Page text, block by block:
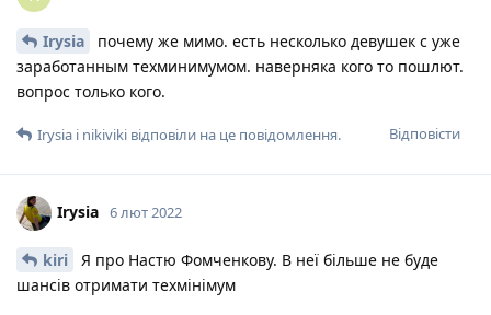
Irysia
почему же мимо. есть несколько девушек с уже
заработанным техминимумом. наверняка кого то пошлют.
вопрос только кого.
Відповісти
Irysia і nikiviki відповіли на це повідомлення.
Irysia 6 лют 2022
kiri
Я про Настю Фомченкову. В неї більше не буде
шансів отримати техмінімум